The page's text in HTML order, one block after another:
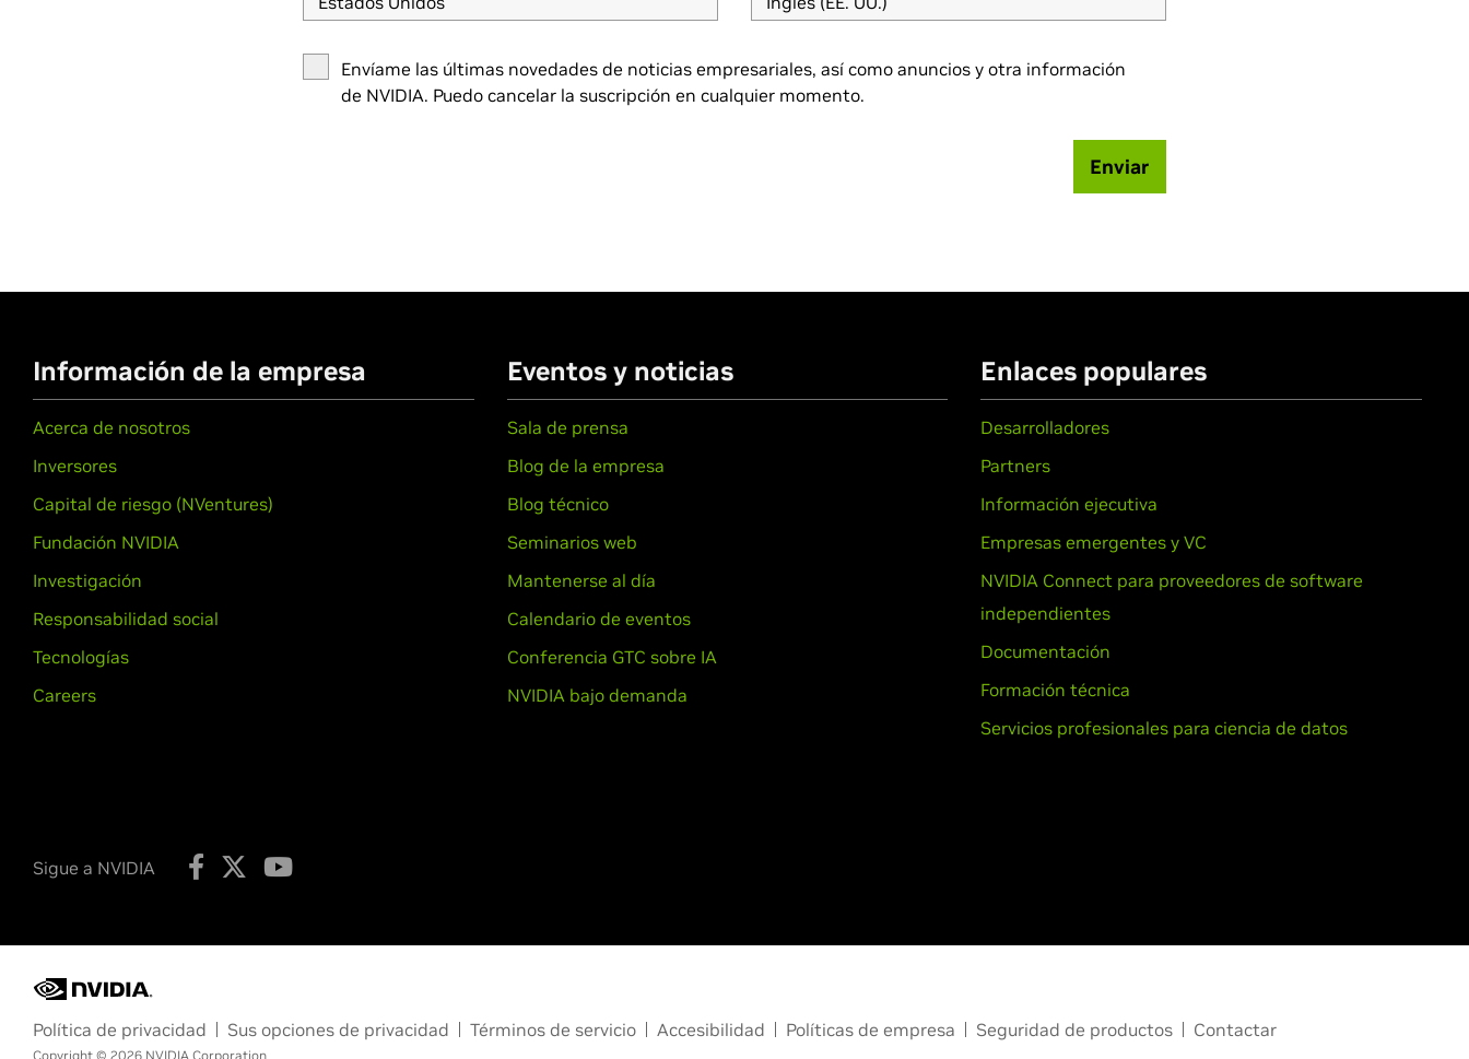
Envíame las últimas novedades de noticias empresariales, así como anuncios y otra información
de NVIDIA. Puedo cancelar la suscripción en cualquier momento.
Enviar
Información de la empresa
Acerca de nosotros
Inversores
Capital de riesgo (NVentures)
Fundación NVIDIA
Investigación
Responsabilidad social
Tecnologías
Careers
Eventos y noticias
Sala de prensa
Blog de la empresa
Blog técnico
Seminarios web
Mantenerse al día
Calendario de eventos
Conferencia GTC sobre IA
NVIDIA bajo demanda
Enlaces populares
Desarrolladores
Partners
Información ejecutiva
Empresas emergentes y VC
NVIDIA Connect para proveedores de software
independientes
Documentación
Formación técnica
Servicios profesionales para ciencia de datos
Sigue a NVIDIA
Política de privacidad Sus opciones de privacidad Términos de servicio Accesibilidad Políticas de empresa Seguridad de productos Contactar
Copyright © 2026 NVIDIA Corporation